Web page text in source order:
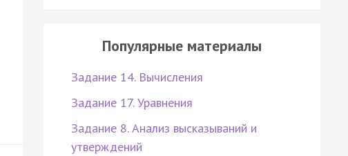
Популярные материалы
Задание 14. Вычисления
Задание 17. Уравнения
Задание 8. Анализ высказываний и
утверждений